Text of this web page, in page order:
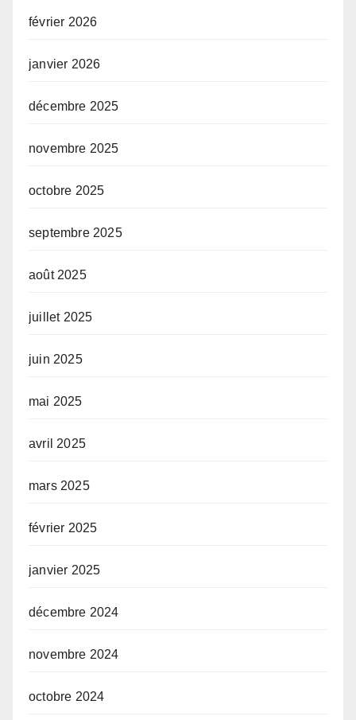
février 2026
janvier 2026
décembre 2025
novembre 2025
octobre 2025
septembre 2025
août 2025
juillet 2025
juin 2025
mai 2025
avril 2025
mars 2025
février 2025
janvier 2025
décembre 2024
novembre 2024
octobre 2024